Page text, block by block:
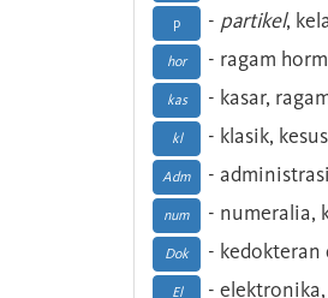
p - partikel,
hor - ragam
kas - kasar,
kl - klasik,
Adm -
num - numeralia,
Dok -
El -